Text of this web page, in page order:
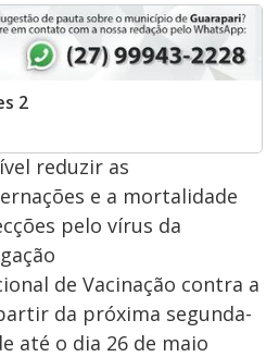
2
reduzir as
e a mortalidade
pelo vírus da
de Vacinação contra a
da próxima segunda-
até o dia 26 de maio